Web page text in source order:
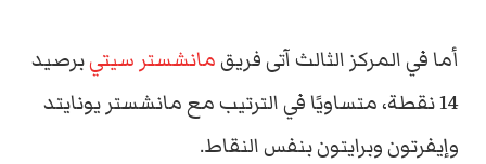
أما في المركز الثالث آتى فريقمانشستر سيتيبرصيد
14 نقطة، متساويًا في الترتيب مع مانشستر يونايتد
وإيفرتون وبرايتون بنفس النقاط.